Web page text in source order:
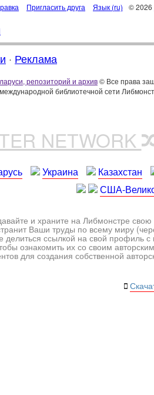
Пригласить друга Язык (ru) © 2026
· Реклама
репозиторий и архив© Все права
библиотечной сети
NETWORK
Украина Казахстан
США-
и храните на Либмонстре
Ваши труды по всему миру
делиться ссылкой на свой профиль
ознакомить их со своим
для создания собственной